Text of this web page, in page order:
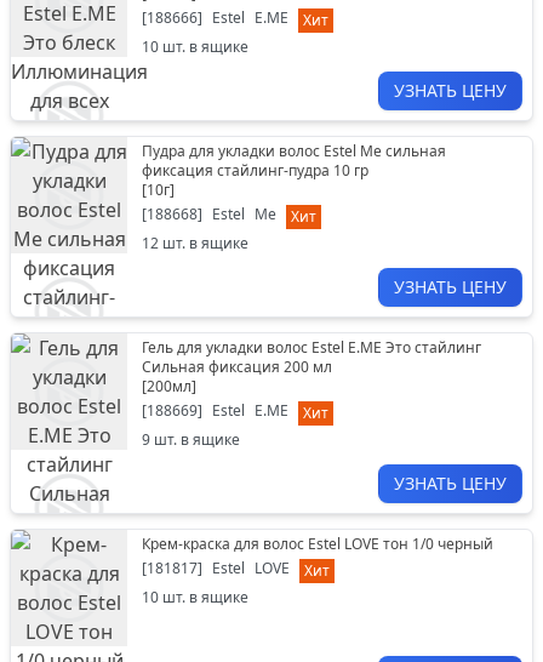
[188666] Estel E.ME
Хит
10 шт. в ящике
УЗНАТЬ ЦЕНУ
Пудра для укладки волос Estel Me сильная
фиксация стайлинг-пудра 10 гр
[10г]
[188668] Estel Me
Хит
12 шт. в ящике
УЗНАТЬ ЦЕНУ
Гель для укладки волос Estel E.ME Это стайлинг
Сильная фиксация 200 мл
[200мл]
[188669] Estel E.ME
Хит
9 шт. в ящике
УЗНАТЬ ЦЕНУ
Крем-краска для волос Estel LOVE тон 1/0 черный
[181817] Estel LOVE
Хит
10 шт. в ящике